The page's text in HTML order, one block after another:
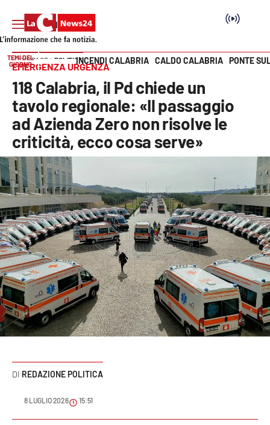
SEZIONI
Cronaca
Politica
Attualità
Economia e lavoro
Italia Mondo
Sanità
Sport
Cultura
Podcast
Meteo
Vai
TEMI DEL
GIORNO
INCENDI CALABRIA CALDO CALABRIA PONTE
HOME PAGE POLITICA
EMERGENZA URGENZA
118 Calabria, il Pd chiede un
tavolo regionale: «Il passaggio
ad Azienda Zero non risolve le
criticità, ecco cosa serve»
REDAZIONE POLITICA
8 LUGLIO 2026 15:51